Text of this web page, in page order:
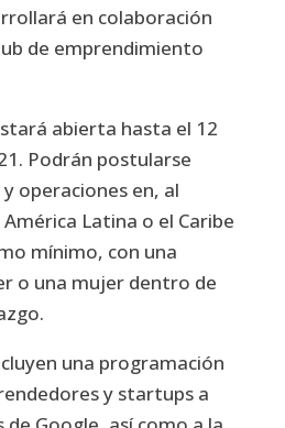
en colaboración
de emprendimiento
abierta hasta el 12
Podrán postularse
operaciones en, al
Latina o el Caribe
mínimo, con una
o una mujer dentro de
una programación
y startups a